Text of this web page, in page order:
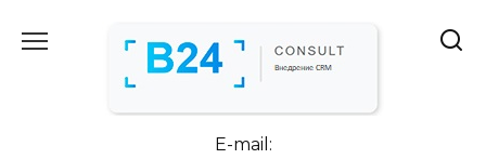
E-mail: